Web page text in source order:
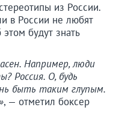
из России.
в России не любят
будут знать
Например, люди
Россия. О, будь
быть таким глупым.
, — отметил боксер